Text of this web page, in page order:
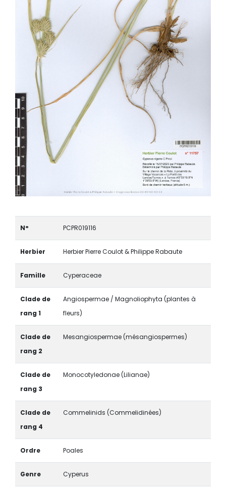
N° PCPR019116
Herbier Herbier Pierre Coulot & Philippe Rabaute
Famille Cyperaceae
Clade de
rang 1
Angiospermae / Magnoliophyta (plantes à
fleurs)
Clade de
rang 2
Mesangiospermae (mésangiospermes)
Clade de
rang 3
Monocotyledonae (Lilianae)
Clade de
rang 4
Commelinids (Commelidinées)
Ordre Poales
Genre Cyperus